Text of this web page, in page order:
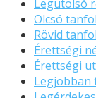
Legutolsó
Olcsó
Rövid
Érettségi
Érettségi
Legjobban